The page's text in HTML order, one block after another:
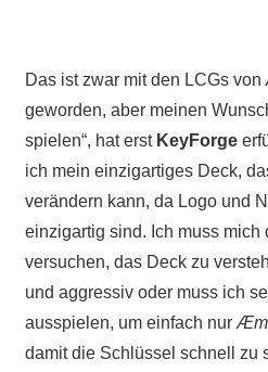
Das ist zwar mit den LCGs von
geworden, aber meinen
spielen“, hat erst KeyForge
ich mein einzigartiges Deck,
verändern kann, da Logo und
einzigartig sind. Ich muss mich
versuchen, das Deck zu
und aggressiv oder muss ich
ausspielen, um einfach nur
damit die Schlüssel schnell zu